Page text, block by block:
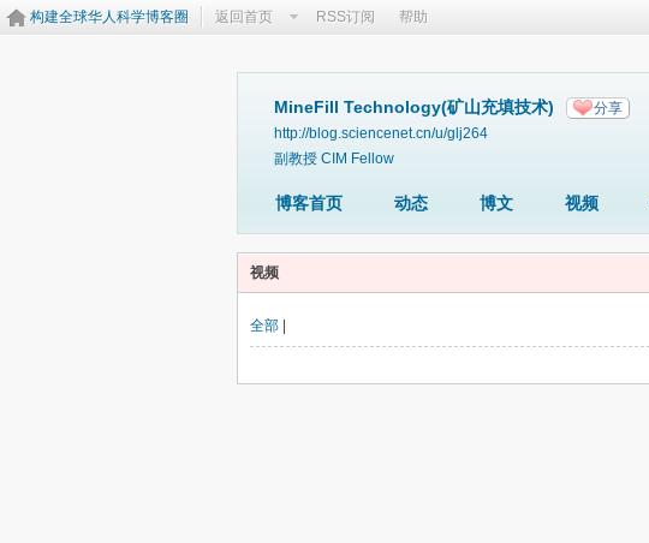
构建全球华人科学博客圈 返回首页 RSS订阅 帮助
MineFill Technology(矿山充填技术) 分享
http://blog.sciencenet.cn/u/glj264
副教授 CIM Fellow
博客首页 动态 博文 视频
视频
全部